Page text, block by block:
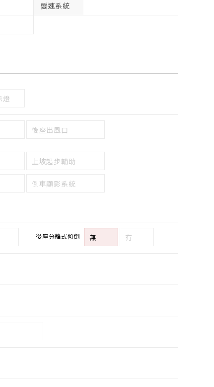
變速系統
燈
後座出風口
上坡起步輔助
倒車顯影系統
後座分離式傾倒 無 有